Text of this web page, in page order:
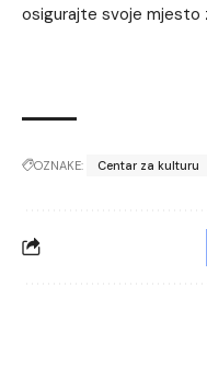
osigurajte svoje mjesto
OZNAKE: Centar za kulturu